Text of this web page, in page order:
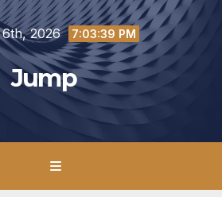
6th, 2026 7:03:41 PM
Jump